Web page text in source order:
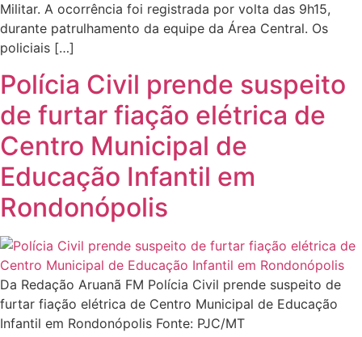
Militar. A ocorrência foi registrada por volta das 9h15,
durante patrulhamento da equipe da Área Central. Os
policiais […]
Polícia Civil prende suspeito
de furtar fiação elétrica de
Centro Municipal de
Educação Infantil em
Rondonópolis
Da Redação Aruanã FM Polícia Civil prende suspeito de
furtar fiação elétrica de Centro Municipal de Educação
Infantil em Rondonópolis Fonte: PJC/MT